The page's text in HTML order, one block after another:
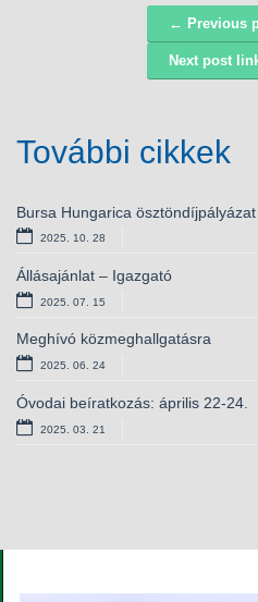
Navigáció ← Previous
Next post
További cikkek
Bursa Hungarica ösztöndíjpályázat
2025. 10. 28
Állásajánlat – Igazgató
2025. 07. 15
Meghívó közmeghallgatásra
2025. 06. 24
Óvodai beíratkozás: április 22-24.
2025. 03. 21
Ingatlanárverési hirdetmény
2024. 12. 09
Álláspályázat – szakács
2024. 11. 25
Álláspályázat – óvodapedagógus
2024. 11. 25
Bursa Hungarica Ösztöndíjpályázat
2024. 11. 07